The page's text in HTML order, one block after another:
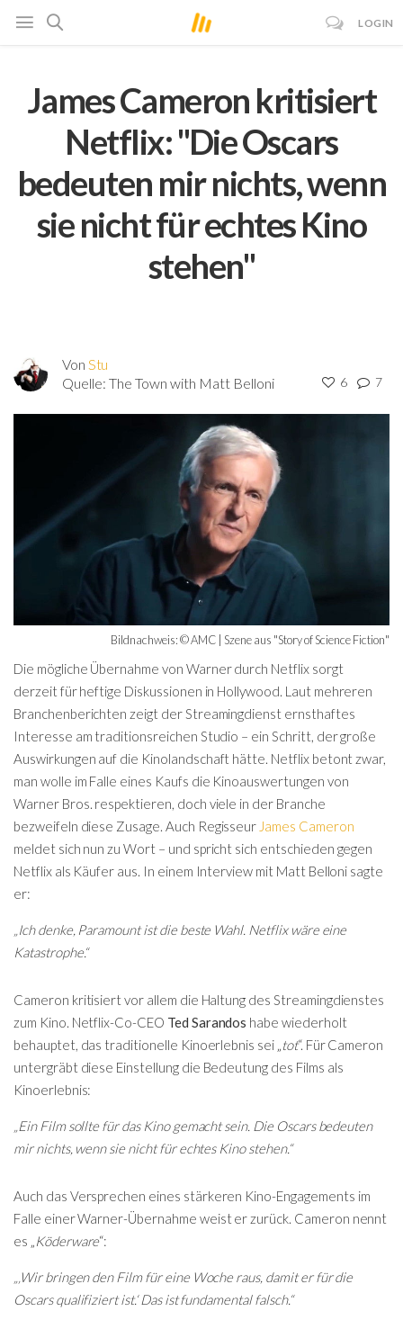
LOGIN
James Cameron kritisiert
Netflix: "Die Oscars
bedeuten mir nichts, wenn
sie nicht für echtes Kino
stehen"
Von Stu
Quelle: The Town with Matt Belloni 6 7
Bildnachweis: © AMC | Szene aus "Story of Science Fiction"
Die mögliche Übernahme von Warner durch Netflix sorgt
derzeit für heftige Diskussionen in Hollywood. Laut mehreren
Branchenberichten zeigt der Streamingdienst ernsthaftes
Interesse am traditionsreichen Studio – ein Schritt, der große
Auswirkungen auf die Kinolandschaft hätte. Netflix betont zwar,
man wolle im Falle eines Kaufs die Kinoauswertungen von
Warner Bros. respektieren, doch viele in der Branche
bezweifeln diese Zusage. Auch Regisseur James Cameron
meldet sich nun zu Wort – und spricht sich entschieden gegen
Netflix als Käufer aus. In einem Interview mit Matt Belloni sagte
er:
„Ich denke, Paramount ist die beste Wahl. Netflix wäre eine
Katastrophe.“
Cameron kritisiert vor allem die Haltung des Streamingdienstes
zum Kino. Netflix-Co-CEO Ted Sarandos habe wiederholt
behauptet, das traditionelle Kinoerlebnis sei „tot“. Für Cameron
untergräbt diese Einstellung die Bedeutung des Films als
Kinoerlebnis:
„Ein Film sollte für das Kino gemacht sein. Die Oscars bedeuten
mir nichts, wenn sie nicht für echtes Kino stehen.“
Auch das Versprechen eines stärkeren Kino-Engagements im
Falle einer Warner-Übernahme weist er zurück. Cameron nennt
es „Köderware“:
„‚Wir bringen den Film für eine Woche raus, damit er für die
Oscars qualifiziert ist.‘ Das ist fundamental falsch.“